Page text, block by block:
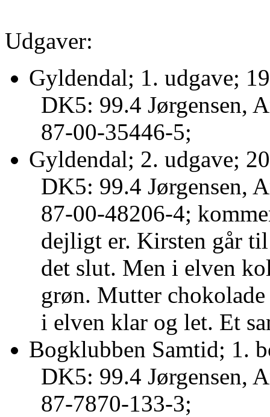
Udgaver:
Gyldendal; 1. udgave;
DK5: 99.4 Jørgensen,
87-00-35446-5;
Gyldendal; 2. udgave;
DK5: 99.4 Jørgensen,
87-00-48206-4;
dejligt er. Kirsten går
det slut. Men i elven
grøn. Mutter
i elven klar og let. Et
Bogklubben Samtid; 1.
DK5: 99.4 Jørgensen,
87-7870-133-3;